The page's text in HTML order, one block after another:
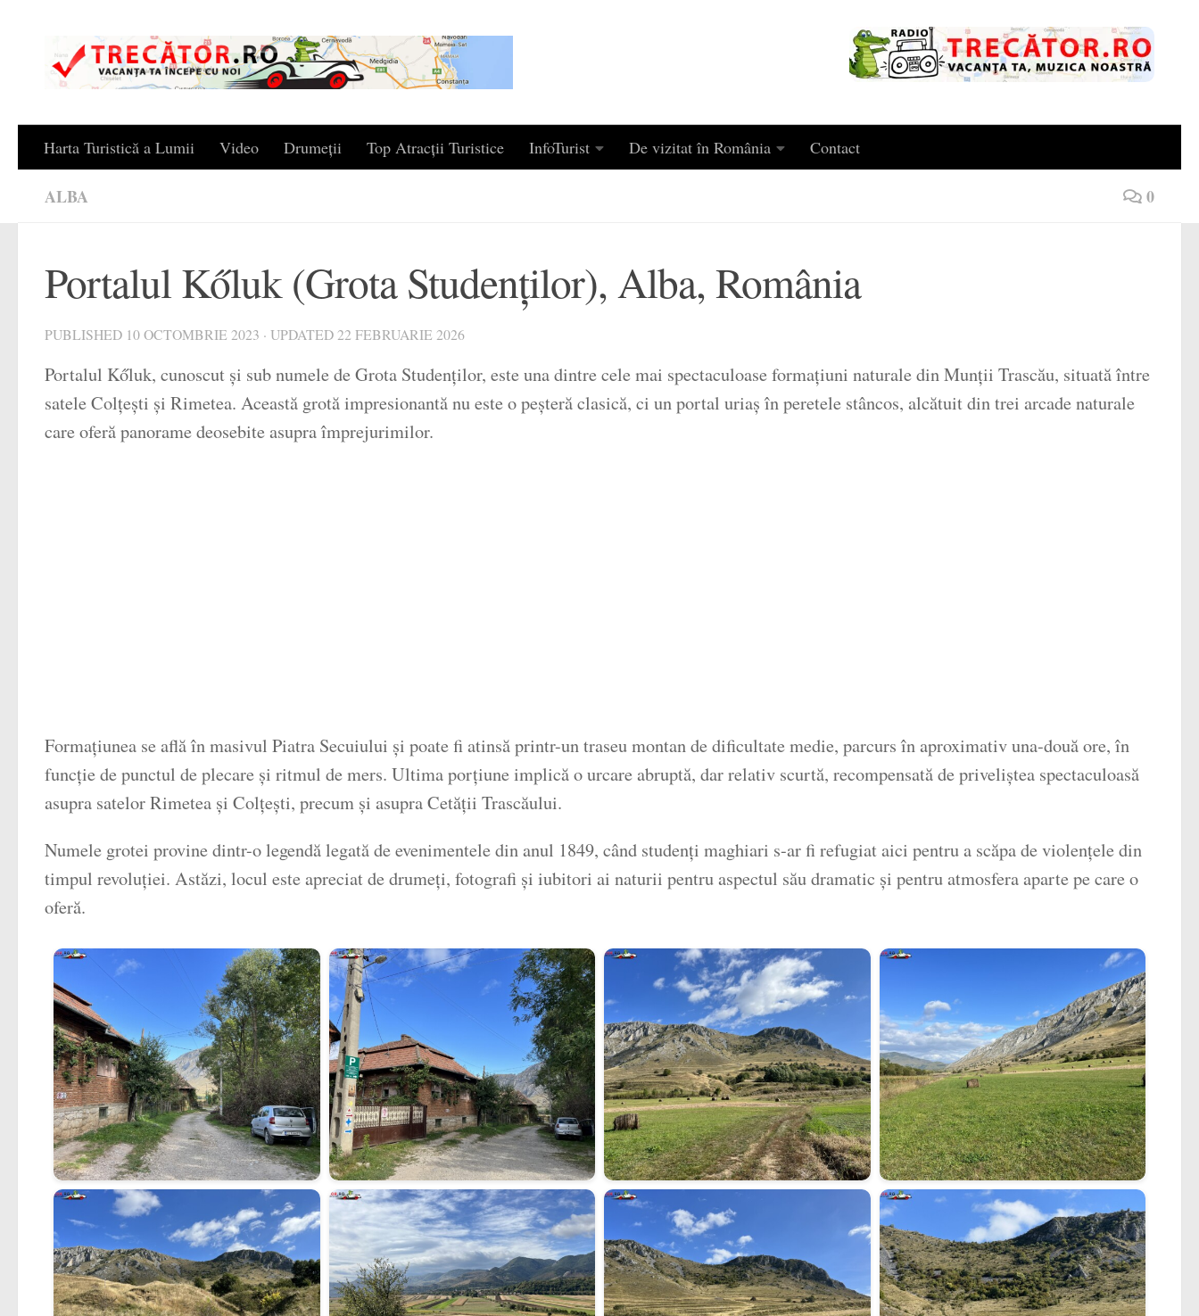
Harta Turistică a Lumii Video Drumeții Top Atracții Turistice InfoTurist De vizitat în România Contact
ALBA 0
Portalul Kőluk (Grota Studenților), Alba, România
PUBLISHED 10 OCTOMBRIE 2023 · UPDATED22 FEBRUARIE 2026
Portalul Kőluk, cunoscut și sub numele de Grota Studenților, este una dintre cele mai spectaculoase formațiuni naturale din Munții Trascău, situată între
satele Colțești și Rimetea. Această grotă impresionantă nu este o peșteră clasică, ci un portal uriaș în peretele stâncos, alcătuit din trei arcade naturale
care oferă panorame deosebite asupra împrejurimilor.
Formațiunea se află în masivul Piatra Secuiului și poate fi atinsă printr-un traseu montan de dificultate medie, parcurs în aproximativ una-două ore, în
funcție de punctul de plecare și ritmul de mers. Ultima porțiune implică o urcare abruptă, dar relativ scurtă, recompensată de priveliștea spectaculoasă
asupra satelor Rimetea și Colțești, precum și asupra Cetății Trascăului.
Numele grotei provine dintr-o legendă legată de evenimentele din anul 1849, când studenți maghiari s-ar fi refugiat aici pentru a scăpa de violențele din
timpul revoluției. Astăzi, locul este apreciat de drumeți, fotografi și iubitori ai naturii pentru aspectul său dramatic și pentru atmosfera aparte pe care o
oferă.